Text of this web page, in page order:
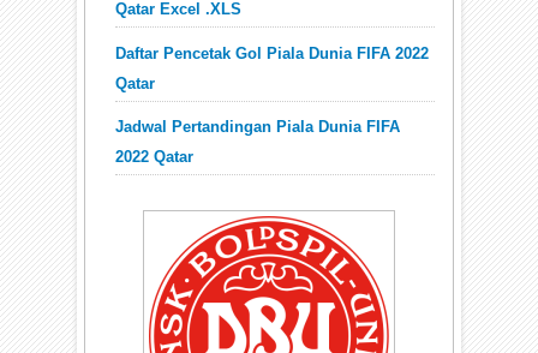
Qatar Excel .XLS
Daftar Pencetak Gol Piala Dunia FIFA 2022
Qatar
Jadwal Pertandingan Piala Dunia FIFA
2022 Qatar